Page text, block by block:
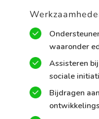
waaronder
Assisteren
sociale
Bijdragen